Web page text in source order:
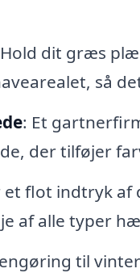
dit græs
så
: Et
der tilføjer
flot indtryk
af alle typer
til